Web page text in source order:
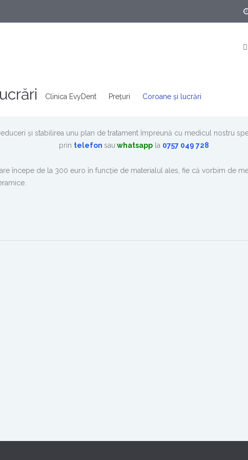
Clinica EvyDent Prețuri Coroane și lucrări
și stabilirea unu plan de tratament împreună cu medicul nostru
prin telefon sau whatsappla 0757 049 728
începe de la 300 euro în funcție de materialul ales, fie că vorbim de